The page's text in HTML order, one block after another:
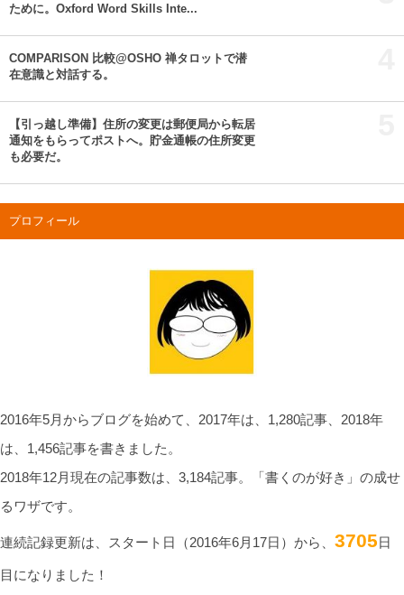
ために。Oxford Word Skills Inte...
COMPARISON 比較@OSHO 禅タロットで潜
在意識と対話する。
【引っ越し準備】住所の変更は郵便局から転居
通知をもらってポストへ。貯金通帳の住所変更
も必要だ。
プロフィール
2016年5月からブログを始めて、2017年は、1,280記事、2018年
は、1,456記事を書きました。
2018年12月現在の記事数は、3,184記事。「書くのが好き」の成せ
るワザです。
連続記録更新は、スタート日（2016年6月17日）から、 3705日
目になりました！